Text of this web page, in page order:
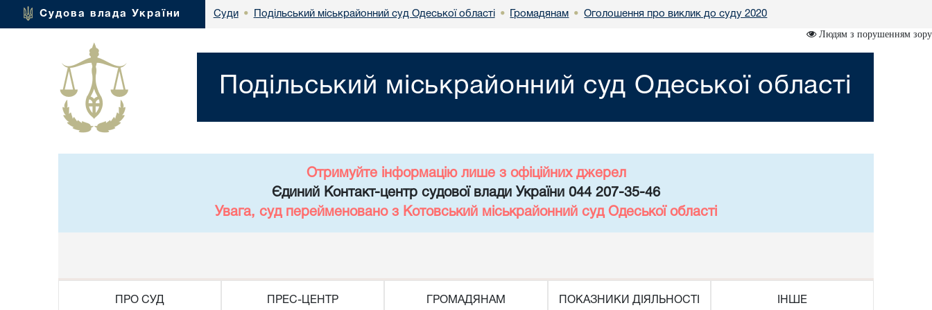
Судова влада України Суди • Подільський міськрайонний суд Одеської області • Громадянам • Оголошення про виклик до суду 2020
Людям з порушенням зору
Подільський міськрайонний суд Одеської області
Отримуйте інформацію лише з офіційних джерел
Єдиний Контакт-центр судової влади України 044 207-35-46
Увага, суд перейменовано з Котовський міськрайонний суд Одеської області
ПРО СУД ПРЕС-ЦЕНТР ГРОМАДЯНАМ ПОКАЗНИКИ ДІЯЛЬНОСТІ ІНШЕ